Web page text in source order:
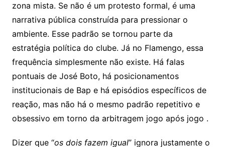
zona mista. Se não é um protesto formal, é uma
narrativa pública construída para pressionar o
ambiente. Esse padrão se tornou parte da
estratégia política do clube. Já no Flamengo, essa
frequência simplesmente não existe. Há falas
pontuais de José Boto, há posicionamentos
institucionais de Bap e há episódios específicos de
reação, mas não há o mesmo padrão repetitivo e
obsessivo em torno da arbitragem jogo após jogo .
Dizer que “os dois fazem igual” ignora justamente o